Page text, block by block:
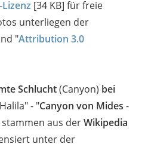
[34 KB] für freie
unterliegen der
"Attribution 3.0
Schlucht(Canyon) bei
- "Canyon von Mides -
aus derWikipedia
unter der